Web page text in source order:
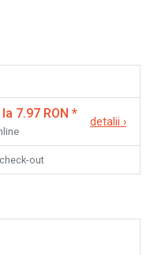
7.97 RON *
detalii ›
out